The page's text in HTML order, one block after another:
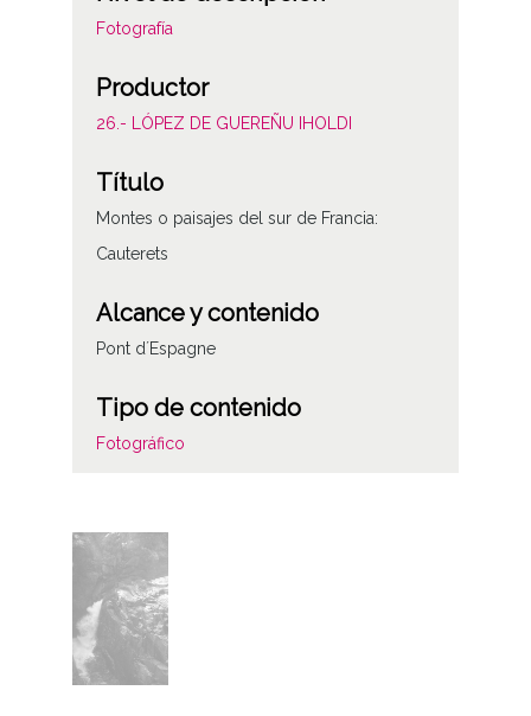
Fotografía
Productor
26.- LÓPEZ DE GUEREÑU IHOLDI
Título
Montes o paisajes del sur de Francia:
Cauterets
Alcance y contenido
Pont d´Espagne
Tipo de contenido
Fotográfico
Plástico
Fecha
19790413
Lugar